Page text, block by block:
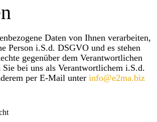
Daten von Ihnen verarbeiten,
Person i.S.d. DSGVO und es stehen
gegenüber dem Verantwortlichen
Sie bei uns als Verantwortlichem i.S.d.
per E-Mail unter info@e2ma.biz